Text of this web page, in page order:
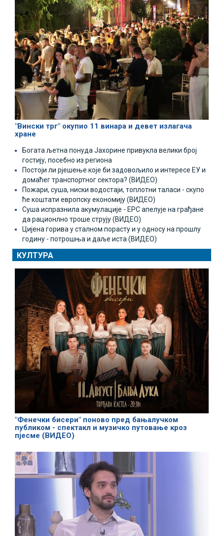
"Вински трг" окупио 11 винара и девет излагача
хране
Богата љетна понуда Јахорине привукла велики број
гостију, посебно из региона
Постоји ли рјешење које би задовољило и интересе ЕУ и
домаћег транспортног сектора? (ВИДЕО)
Пожари, суша, ниски водостаји, топлотни таласи - скупо
ће коштати европску економију (ВИДЕО)
Суша испразнила акумулације - ЕРС апелује на грађане
да рационлно троше струју (ВИДЕО)
Цијена горива у сталном порасту и у односу на прошлу
годину - потрошња и даље иста (ВИДЕО)
КУЛТУРА
"Фенечки бисери" поново пред бањалучком
публиком - спектакл и музичко путовање кроз
пјесме (ВИДЕО)